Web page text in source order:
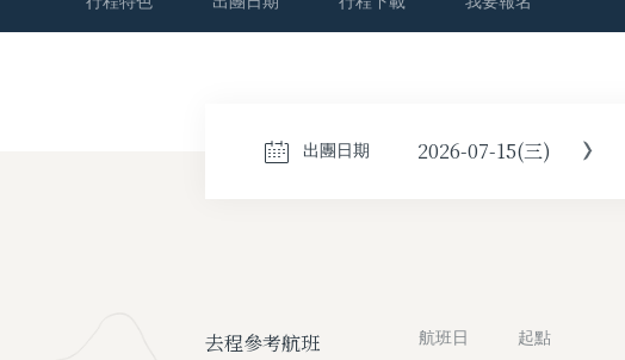
出團日期
2026-07-15(三)
去程參考航班 航班日 起點